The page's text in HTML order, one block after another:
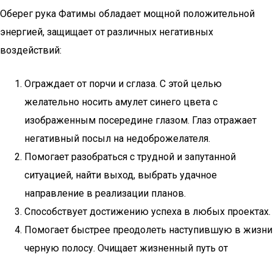
Оберег рука Фатимы обладает мощной положительной
энергией, защищает от различных негативных
воздействий:
Ограждает от порчи и сглаза. С этой целью
желательно носить амулет синего цвета с
изображенным посередине глазом. Глаз отражает
негативный посыл на недоброжелателя.
Помогает разобраться с трудной и запутанной
ситуацией, найти выход, выбрать удачное
направление в реализации планов.
Способствует достижению успеха в любых проектах.
Помогает быстрее преодолеть наступившую в жизни
черную полосу. Очищает жизненный путь от